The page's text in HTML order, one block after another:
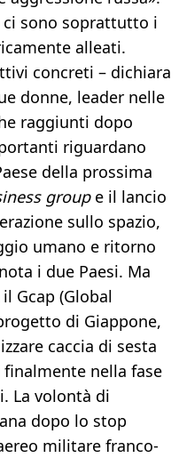
sono soprattutto i
alleati.
concreti – dichiara
donne, leader nelle
raggiunti dopo
riguardano
della prossima
group e il lancio
sullo spazio,
umano e ritorno
i due Paesi. Ma
Gcap (Global
di Giappone,
caccia di sesta
nella fase
La volontà di
dopo lo stop
militare franco-